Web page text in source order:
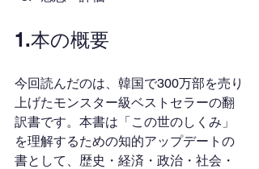
1.本の概要
今回読んだのは、韓国で300万部を売り
上げたモンスター級ベストセラーの翻
訳書です。本書は「この世のしくみ」
を理解するための知的アップデートの
書として、歴史・経済・政治・社会・